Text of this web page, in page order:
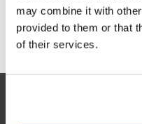
may combine it with
provided to them or that
of their services.
Toevoegen